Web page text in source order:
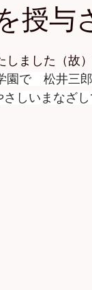
授与
しました（故
園で　松井三
しいまなざ